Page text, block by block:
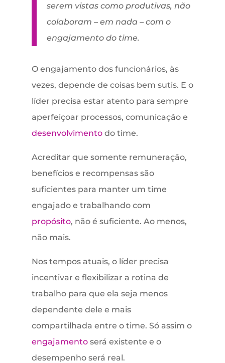
serem vistas como produtivas, não
colaboram – em nada – com o
engajamento do time.
O engajamento dos funcionários, às
vezes, depende de coisas bem sutis. E o
líder precisa estar atento para sempre
aperfeiçoar processos, comunicação e
desenvolvimentodo time.
Acreditar que somente remuneração,
benefícios e recompensas são
suficientes para manter um time
engajado e trabalhando com
propósito, não é suficiente. Ao menos,
não mais.
Nos tempos atuais, o líder precisa
incentivar e flexibilizar a rotina de
trabalho para que ela seja menos
dependente dele e mais
compartilhada entre o time. Só assim o
engajamentoserá existente e o
desempenho será real.